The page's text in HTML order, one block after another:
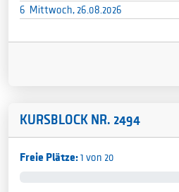
6 Mittwoch, 26.08.2026
KURSBLOCK NR. 2494
Freie Plätze:1 von 20